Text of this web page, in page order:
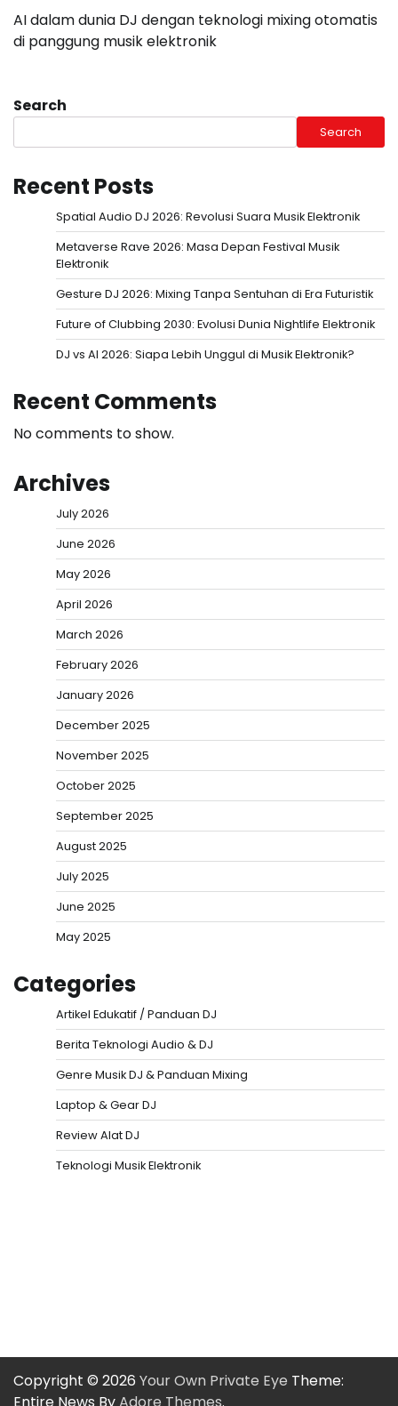
AI dalam dunia DJ dengan teknologi mixing otomatis
di panggung musik elektronik
Search
Search
Recent Posts
Spatial Audio DJ 2026: Revolusi Suara Musik Elektronik
Metaverse Rave 2026: Masa Depan Festival Musik
Elektronik
Gesture DJ 2026: Mixing Tanpa Sentuhan di Era Futuristik
Future of Clubbing 2030: Evolusi Dunia Nightlife Elektronik
DJ vs AI 2026: Siapa Lebih Unggul di Musik Elektronik?
Recent Comments
No comments to show.
Archives
July 2026
June 2026
May 2026
April 2026
March 2026
February 2026
January 2026
December 2025
November 2025
October 2025
September 2025
August 2025
July 2025
June 2025
May 2025
Categories
Artikel Edukatif / Panduan DJ
Berita Teknologi Audio & DJ
Genre Musik DJ & Panduan Mixing
Laptop & Gear DJ
Review Alat DJ
Teknologi Musik Elektronik
Copyright © 2026 Your Own Private Eye Theme: